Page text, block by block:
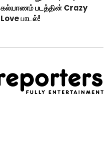
கல்யாணம் படத்தின் Crazy
Love பாடல்!